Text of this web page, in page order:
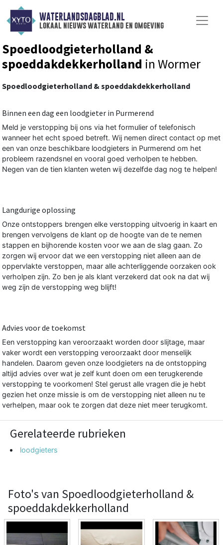
WATERLANDSDAGBLAD.NL
lokaal nieuws waterland en omgeving
Spoedloodgieterholland &
spoeddakdekkerholland in Wormer
Spoedloodgieterholland & spoeddakdekkerholland
Binnen een dag een loodgieter in Purmerend
Meld je verstopping bij ons via het formulier of telefonisch
wanneer het echt spoed betreft. Wij nemen direct contact op met
een van onze beschikbare loodgieters in Purmerend om het
probleem razendsnel en vooral goed verholpen te hebben.
Negen van de tien klanten weten wij dezelfde dag nog te helpen!
Langdurige oplossing
Onze ontstoppers brengen elke verstopping uitvoerig in kaart en
brengen vervolgens de klant op de hoogte van de te nemen
stappen en bijhorende kosten voor we aan de slag gaan. Zo
zorgen wij ervoor dat we een verstopping niet alleen aan de
oppervlakte verstoppen, maar alle achterliggende oorzaken ook
verholpen zijn. Zo ben je als klant verzekerd dat ook na dat wij
weg zijn de verstopping weg blijft!
Advies voor de toekomst
Een verstopping kan veroorzaakt worden door slijtage, maar
vaker wordt een verstopping veroorzaakt door menselijk
handelen. Daarom geven onze loodgieters na de ontstopping
altijd advies over wat je zelf kunt doen om een terugkerende
verstopping te voorkomen! Stel gerust alle vragen die je hebt
gezien het onze missie is om de verstopping niet alleen nu te
verhelpen, maar ook te zorgen dat deze niet meer terugkomt.
Gerelateerde rubrieken
loodgieters
Foto's van Spoedloodgieterholland &
spoeddakdekkerholland